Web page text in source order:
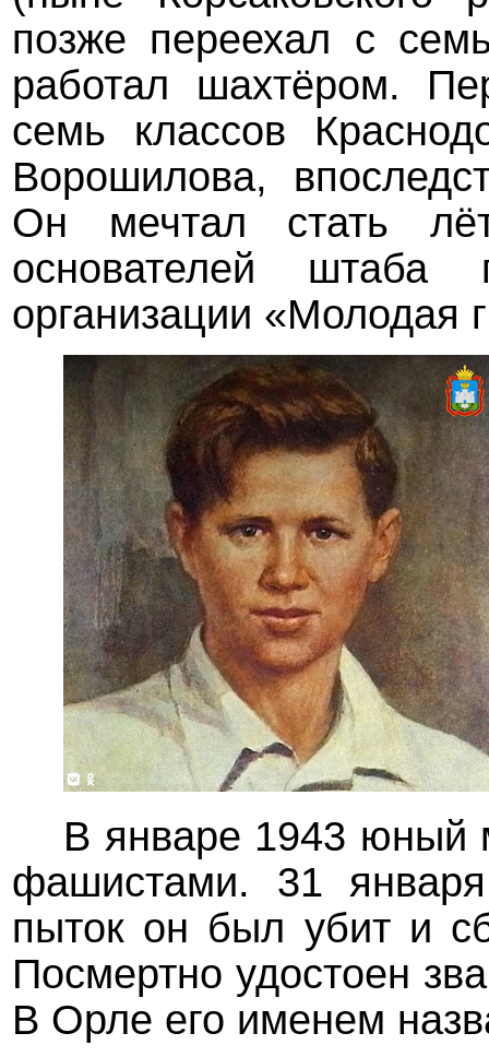
позже переехал с
работал шахтёром.
семь классов
Ворошилова,
Он мечтал стать
основателей штаба
организации «Молодая
В январе 1943 юный
фашистами. 31
пыток он был убит и
Посмертно удостоен
В Орле его именем